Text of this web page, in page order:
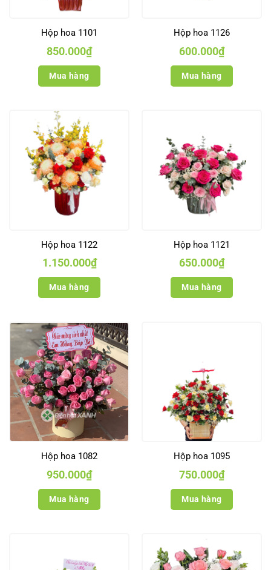
Hộp hoa 1101
850.000₫
Mua hàng
Hộp hoa 1126
600.000₫
Mua hàng
Hộp hoa 1122
1.150.000₫
Mua hàng
Hộp hoa 1121
650.000₫
Mua hàng
Hộp hoa 1082
950.000₫
Mua hàng
Hộp hoa 1095
750.000₫
Mua hàng